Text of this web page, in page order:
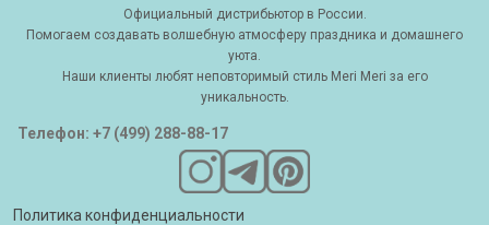
Официальный дистрибьютор в России.
Помогаем создавать волшебную атмосферу праздника и домашнего
уюта.
Наши клиенты любят неповторимый стиль Meri Meri за его
уникальность.
Телефон: +7 (499) 288-88-17
Политика конфиденциальности